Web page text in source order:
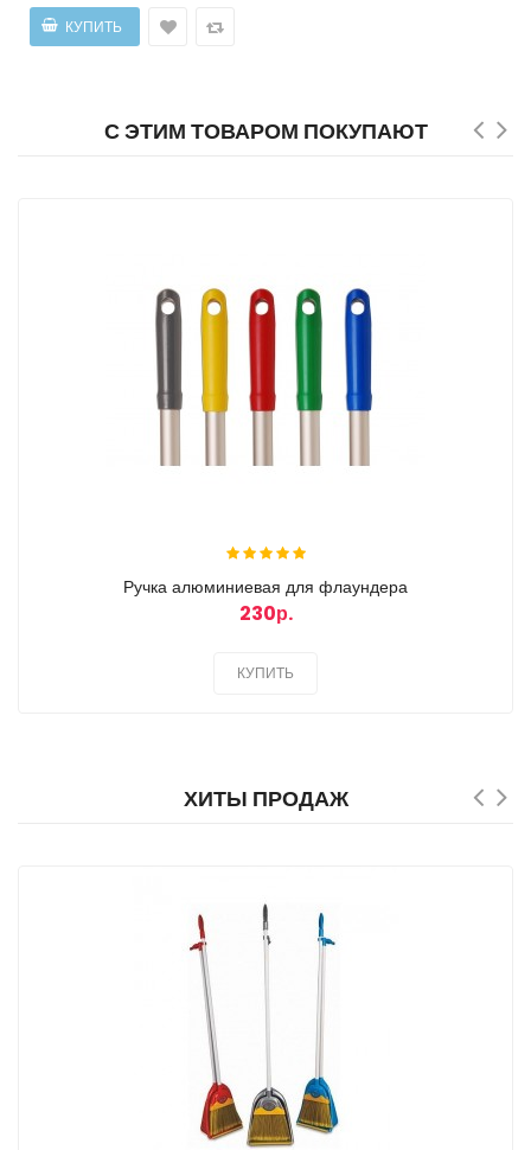
С ЭТИМ ТОВАРОМ ПОКУПАЮТ
Ручка алюминиевая для флаундера
230р.
КУПИТЬ
ХИТЫ ПРОДАЖ